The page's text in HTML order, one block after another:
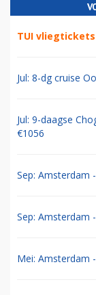
TUI vliegtickets
Jul: 8-dg cruise
Jul: 9-daagse
€1056
Sep: Amsterdam
Sep: Amsterdam
Mei: Amsterdam